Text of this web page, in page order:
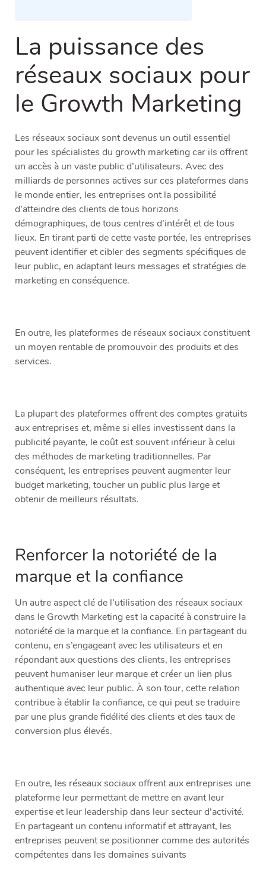
La puissance des
réseaux sociaux pour
le Growth Marketing
Les réseaux sociaux sont devenus un outil essentiel
pour les spécialistes du growth marketing car ils offrent
un accès à un vaste public d’utilisateurs. Avec des
milliards de personnes actives sur ces plateformes dans
le monde entier, les entreprises ont la possibilité
d’atteindre des clients de tous horizons
démographiques, de tous centres d’intérêt et de tous
lieux. En tirant parti de cette vaste portée, les entreprises
peuvent identifier et cibler des segments spécifiques de
leur public, en adaptant leurs messages et stratégies de
marketing en conséquence.
En outre, les plateformes de réseaux sociaux constituent
un moyen rentable de promouvoir des produits et des
services.
La plupart des plateformes offrent des comptes gratuits
aux entreprises et, même si elles investissent dans la
publicité payante, le coût est souvent inférieur à celui
des méthodes de marketing traditionnelles. Par
conséquent, les entreprises peuvent augmenter leur
budget marketing, toucher un public plus large et
obtenir de meilleurs résultats.
Renforcer la notoriété de la
marque et la confiance
Un autre aspect clé de l’utilisation des réseaux sociaux
dans le Growth Marketing est la capacité à construire la
notoriété de la marque et la confiance. En partageant du
contenu, en s’engageant avec les utilisateurs et en
répondant aux questions des clients, les entreprises
peuvent humaniser leur marque et créer un lien plus
authentique avec leur public. À son tour, cette relation
contribue à établir la confiance, ce qui peut se traduire
par une plus grande fidélité des clients et des taux de
conversion plus élevés.
En outre, les réseaux sociaux offrent aux entreprises une
plateforme leur permettant de mettre en avant leur
expertise et leur leadership dans leur secteur d’activité.
En partageant un contenu informatif et attrayant, les
entreprises peuvent se positionner comme des autorités
compétentes dans les domaines suivants